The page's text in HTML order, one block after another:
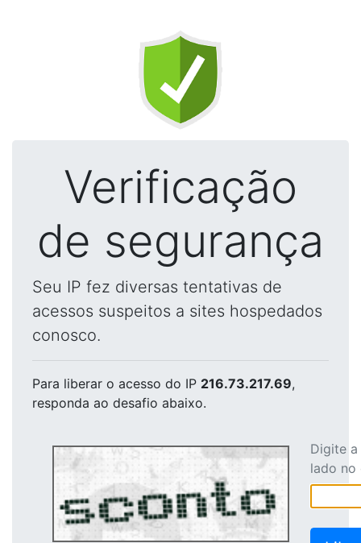
Verificação
de segurança
Seu IP fez diversas tentativas de
acessos suspeitos a sites hospedados
conosco.
Para liberar o acesso do IP 216.73.217.69,
responda ao desafio abaixo.
Digite
lado no